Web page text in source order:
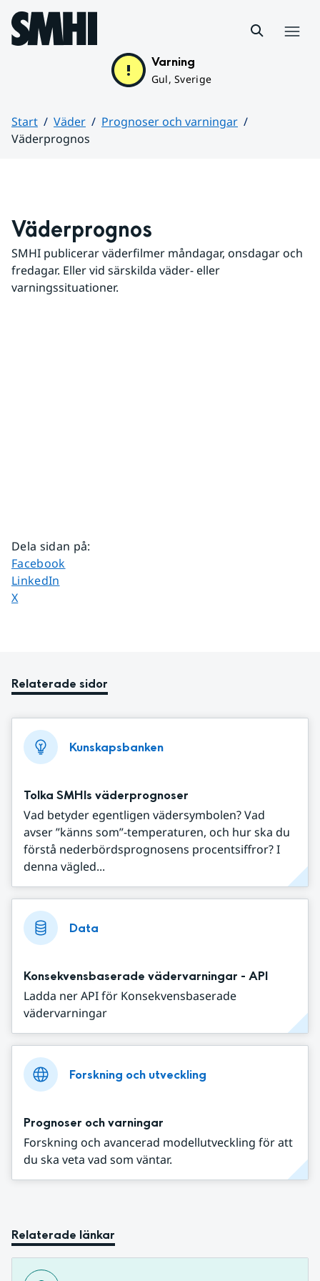
Hoppa till sidans innehåll
Varning
Gul, Sverige
Start Väder
Prognoser och varningar
Väderprognos
Väderprognos
SMHI publicerar väderfilmer måndagar, onsdagar och
fredagar. Eller vid särskilda väder- eller
varningssituationer.
Dela sidan på:
Dela sidan på
Facebook
Dela sidan på
LinkedIn
Dela sidan på
X
Relaterade sidor
Kunskapsbanken
Tolka SMHIs väderprognoser
Vad betyder egentligen vädersymbolen? Vad
avser ”känns som”-temperaturen, och hur ska du
förstå nederbördsprognosens procentsiffror? I
denna vägled...
Data
Konsekvensbaserade vädervarningar - API
Ladda ner API för Konsekvensbaserade
vädervarningar
Forskning och utveckling
Prognoser och varningar
Forskning och avancerad modellutveckling för att
du ska veta vad som väntar.
Relaterade länkar